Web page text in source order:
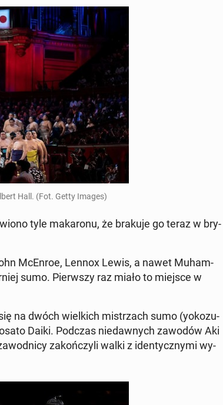
Hall. (Fot. Getty Images)
tyle ma­ka­ro­nu, że brakuje go teraz w bry­
McEnroe, Lennox Lewis, a nawet Mu­ham­
sumo. Pierw­szy raz miało to miejsce w
na dwóch wiel­kich mi­strzach sumo (yoko­zu­
Daiki. Podczas nie­daw­nych zawodów Aki
za­koń­czy­li walki z iden­tycz­ny­mi wy­